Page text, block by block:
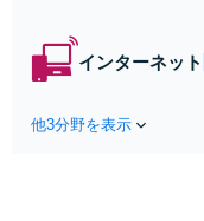
インターネット
他3分野を表示